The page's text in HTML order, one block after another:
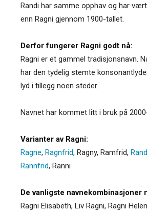
Randi har samme opphav og har
enn Ragni gjennom 1900-tallet.
Derfor fungerer Ragni godt nå:
Ragni er et gammel tradisjonsnavn.
har den tydelig stemte
lyd i tillegg noen steder.
Navnet har kommet litt i bruk på
Varianter av Ragni:
Ragne, Ragnfrid, Ragny, Ramfrid,
Rannfrid, Ranni
De vanligste navnekombinasjoner
Ragni Elisabeth, Liv Ragni, Ragni